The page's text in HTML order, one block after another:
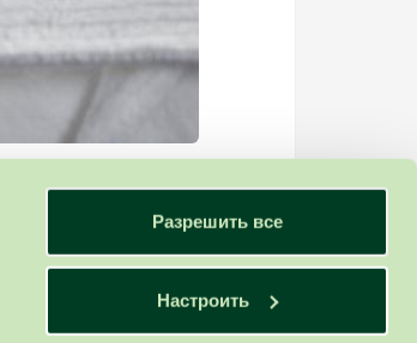
Разрешить все
Настроить